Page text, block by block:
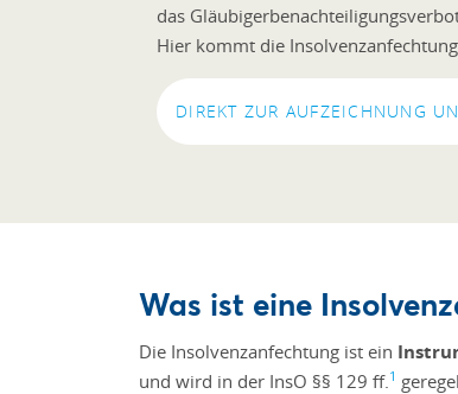
das
Hier kommt die
DIREKT ZUR AUFZEICHNUNG
Was ist eine
Die Insolvenzanfechtung ist ein
und wird in der InsO §§ 129 ff.1